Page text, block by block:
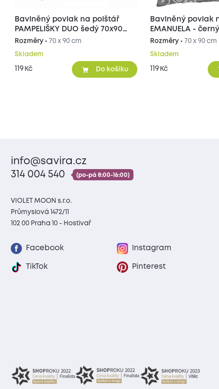
Bavlněný povlak na polštář
PAMPELIŠKY DUO šedý 70x90
cm
Rozměry • 70 x 90 cm
Skladem
119 Kč Do košíku
Bavlněný povlak
EMANUELA -
cm
Rozměry • 70 x 90 cm
Skladem
119 Kč
info@savira.cz
314 004 540
(po-pá 8:00-16:00)
VIOLET MOON s.r.o.
Průmyslová 1472/11
102 00 Praha 10 - Hostivař
Facebook Instagram
TikTok Pinterest